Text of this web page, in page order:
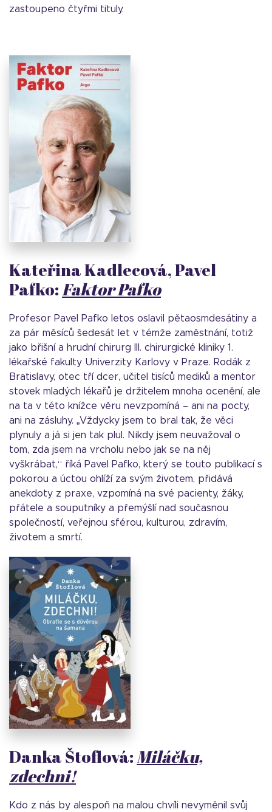
zastoupeno čtyřmi tituly.
Kateřina Kadlecová, Pavel
Pafko:Faktor Pafko
Profesor Pavel Pafko letos oslavil pětaosmdesátiny a
za pár měsíců šedesát let v témže zaměstnání, totiž
jako břišní a hrudní chirurg III. chirurgické kliniky 1.
lékařské fakulty Univerzity Karlovy v Praze. Rodák z
Bratislavy, otec tří dcer, učitel tisíců mediků a mentor
stovek mladých lékařů je držitelem mnoha ocenění, ale
na ta v této knížce věru nevzpomíná – ani na pocty,
ani na zásluhy. „Vždycky jsem to bral tak, že věci
plynuly a já si jen tak plul. Nikdy jsem neuvažoval o
tom, zda jsem na vrcholu nebo jak se na něj
vyškrábat,“ říká Pavel Pafko, který se touto publikací s
pokorou a úctou ohlíží za svým životem, přidává
anekdoty z praxe, vzpomíná na své pacienty, žáky,
přátele a souputníky a přemýšlí nad současnou
společností, veřejnou sférou, kulturou, zdravím,
životem a smrtí.
Danka Štoflová:Miláčku,
zdechni!
Kdo z nás by alespoň na malou chvíli nevyměnil svůj